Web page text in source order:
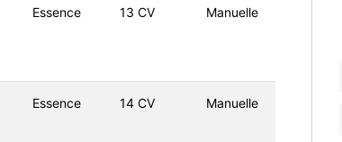
Essence 13 CV Manuelle
Essence 14 CV Manuelle